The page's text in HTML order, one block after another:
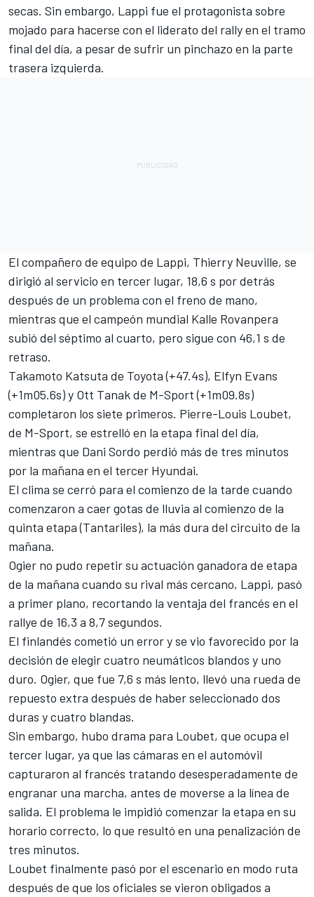
secas. Sin embargo, Lappi fue el protagonista sobre
mojado para hacerse con el liderato del rally en el tramo
final del día, a pesar de sufrir un pinchazo en la parte
trasera izquierda.
El compañero de equipo de Lappi, Thierry Neuville, se
dirigió al servicio en tercer lugar, 18,6 s por detrás
después de un problema con el freno de mano,
mientras que el campeón mundial Kalle Rovanpera
subió del séptimo al cuarto, pero sigue con 46,1 s de
retraso.
Takamoto Katsuta de Toyota (+47.4s), Elfyn Evans
(+1m05.6s) y Ott Tanakde M-Sport(+1m09.8s)
completaron los siete primeros. Pierre-Louis Loubet,
de M-Sport, se estrelló en la etapa final del día,
mientras que Dani Sordo perdió más de tres minutos
por la mañana en el tercer Hyundai.
El clima se cerró para el comienzo de la tarde cuando
comenzaron a caer gotas de lluvia al comienzo de la
quinta etapa (Tantariles), la más dura del circuito de la
mañana.
Ogier no pudo repetir su actuación ganadora de etapa
de la mañana cuando su rival más cercano, Lappi, pasó
a primer plano, recortando la ventaja del francés en el
rallye de 16,3 a 8,7 segundos.
El finlandés cometió un error y se vio favorecido por la
decisión de elegir cuatro neumáticos blandos y uno
duro. Ogier, que fue 7,6 s más lento, llevó una rueda de
repuesto extra después de haber seleccionado dos
duras y cuatro blandas.
Sin embargo, hubo drama para Loubet, que ocupa el
tercer lugar, ya que las cámaras en el automóvil
capturaron al francés tratando desesperadamente de
engranar una marcha, antes de moverse a la línea de
salida. El problema le impidió comenzar la etapa en su
horario correcto, lo que resultó en una penalización de
tres minutos.
Loubet finalmente pasó por el escenario en modo ruta
después de que los oficiales se vieron obligados a